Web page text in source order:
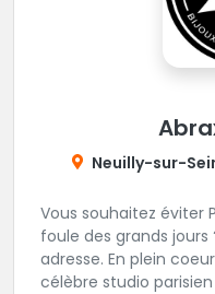
Neuilly-sur-
Vous souhaitez éviter
foule des grands jours
adresse. En plein
célèbre studio